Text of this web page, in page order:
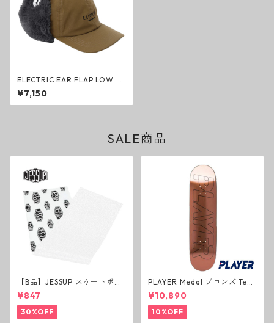
ELECTRIC EAR FLAP LOW C
AP イヤーフラップ キャップ
キャメル ファッション 防寒 エ
レクトリック グッズ
¥7,150
SALE商品
【B品】JESSUP スケートボー
ド グリップテープ ウルトラグ
リップ ホワイト デッキテープ
ジェスアップ ジェサップ
¥847
30%OFF
PLAYER Medal ブロンズ Tea
m Deck P3 スケートボードデ
ッキ プレイヤー メダル
¥10,890
10%OFF